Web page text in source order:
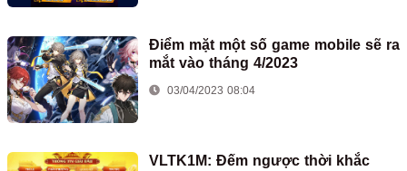
Điểm mặt một số game mobile sẽ ra
mắt vào tháng 4/2023
03/04/2023 08:04
VLTK1M: Đếm ngược thời khắc